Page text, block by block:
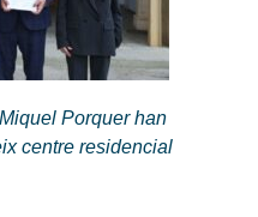
Porquer han
centre residencial